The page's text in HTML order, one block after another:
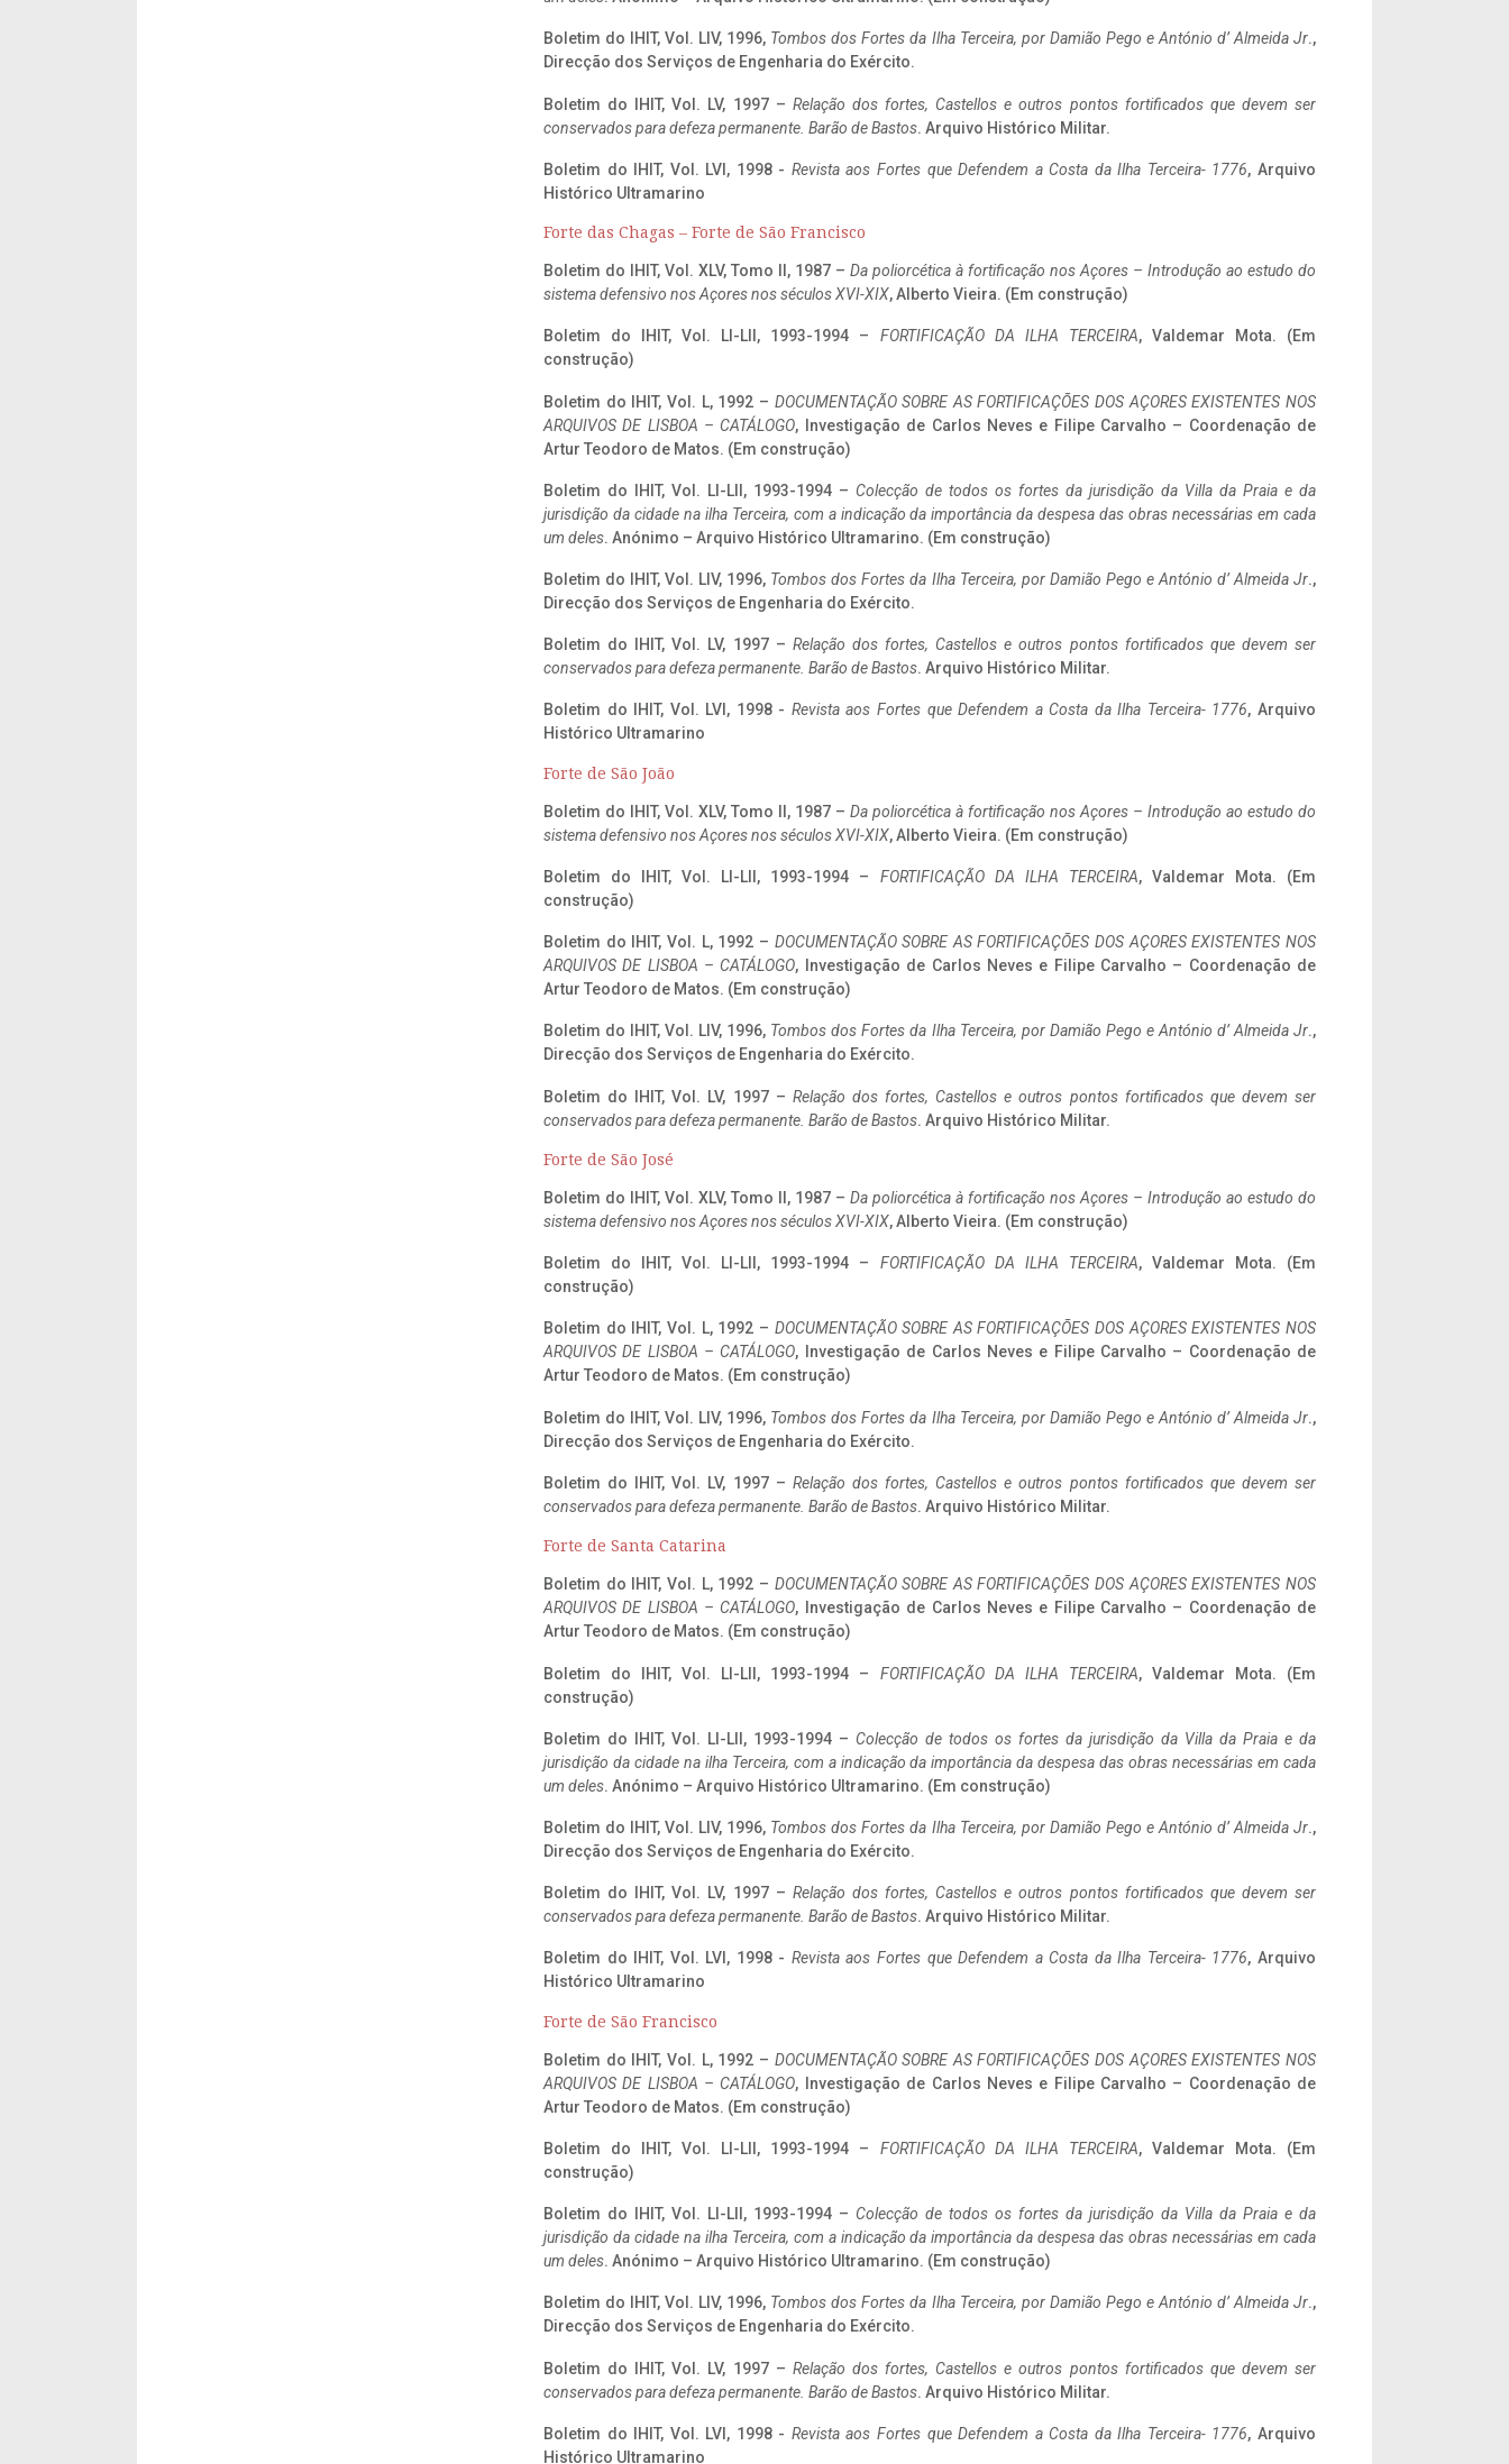
Boletim do IHIT, Vol. LIV, 1996, Tombos dos Fortes da Ilha Terceira, por Damião Pego e António d’ Almeida Jr.,
Direcção dos Serviços de Engenharia do Exército.
Boletim do IHIT, Vol. LV, 1997 – Relação dos fortes, Castellos e outros pontos fortificados que devem ser
conservados para defeza permanente. Barão de Bastos. Arquivo Histórico Militar.
Boletim do IHIT, Vol. LVI, 1998 - Revista aos Fortes que Defendem a Costa da Ilha Terceira- 1776, Arquivo
Histórico Ultramarino
Forte das Chagas – Forte de São Francisco
Boletim do IHIT, Vol. XLV, Tomo II, 1987 – Da poliorcética à fortificação nos Açores – Introdução ao estudo do
sistema defensivo nos Açores nos séculos XVI-XIX, Alberto Vieira. (Em construção)
Boletim do IHIT, Vol. LI-LII, 1993-1994 – FORTIFICAÇÃO DA ILHA TERCEIRA, Valdemar Mota. (Em
construção)
Boletim do IHIT, Vol. L, 1992 – DOCUMENTAÇÃO SOBRE AS FORTIFICAÇÕES DOS AÇORES EXISTENTES NOS
ARQUIVOS DE LISBOA – CATÁLOGO, Investigação de Carlos Neves e Filipe Carvalho – Coordenação de
Artur Teodoro de Matos. (Em construção)
Boletim do IHIT, Vol. LI-LII, 1993-1994 – Colecção de todos os fortes da jurisdição da Villa da Praia e da
jurisdição da cidade na ilha Terceira, com a indicação da importância da despesa das obras necessárias em cada
um deles. Anónimo – Arquivo Histórico Ultramarino. (Em construção)
Boletim do IHIT, Vol. LIV, 1996, Tombos dos Fortes da Ilha Terceira, por Damião Pego e António d’ Almeida Jr.,
Direcção dos Serviços de Engenharia do Exército.
Boletim do IHIT, Vol. LV, 1997 – Relação dos fortes, Castellos e outros pontos fortificados que devem ser
conservados para defeza permanente. Barão de Bastos. Arquivo Histórico Militar.
Boletim do IHIT, Vol. LVI, 1998 - Revista aos Fortes que Defendem a Costa da Ilha Terceira- 1776, Arquivo
Histórico Ultramarino
Forte de São João
Boletim do IHIT, Vol. XLV, Tomo II, 1987 – Da poliorcética à fortificação nos Açores – Introdução ao estudo do
sistema defensivo nos Açores nos séculos XVI-XIX, Alberto Vieira. (Em construção)
Boletim do IHIT, Vol. LI-LII, 1993-1994 – FORTIFICAÇÃO DA ILHA TERCEIRA, Valdemar Mota. (Em
construção)
Boletim do IHIT, Vol. L, 1992 – DOCUMENTAÇÃO SOBRE AS FORTIFICAÇÕES DOS AÇORES EXISTENTES NOS
ARQUIVOS DE LISBOA – CATÁLOGO, Investigação de Carlos Neves e Filipe Carvalho – Coordenação de
Artur Teodoro de Matos. (Em construção)
Boletim do IHIT, Vol. LIV, 1996, Tombos dos Fortes da Ilha Terceira, por Damião Pego e António d’ Almeida Jr.,
Direcção dos Serviços de Engenharia do Exército.
Boletim do IHIT, Vol. LV, 1997 – Relação dos fortes, Castellos e outros pontos fortificados que devem ser
conservados para defeza permanente. Barão de Bastos. Arquivo Histórico Militar.
Forte de São José
Boletim do IHIT, Vol. XLV, Tomo II, 1987 – Da poliorcética à fortificação nos Açores – Introdução ao estudo do
sistema defensivo nos Açores nos séculos XVI-XIX, Alberto Vieira. (Em construção)
Boletim do IHIT, Vol. LI-LII, 1993-1994 – FORTIFICAÇÃO DA ILHA TERCEIRA, Valdemar Mota. (Em
construção)
Boletim do IHIT, Vol. L, 1992 – DOCUMENTAÇÃO SOBRE AS FORTIFICAÇÕES DOS AÇORES EXISTENTES NOS
ARQUIVOS DE LISBOA – CATÁLOGO, Investigação de Carlos Neves e Filipe Carvalho – Coordenação de
Artur Teodoro de Matos. (Em construção)
Boletim do IHIT, Vol. LIV, 1996, Tombos dos Fortes da Ilha Terceira, por Damião Pego e António d’ Almeida Jr.,
Direcção dos Serviços de Engenharia do Exército.
Boletim do IHIT, Vol. LV, 1997 – Relação dos fortes, Castellos e outros pontos fortificados que devem ser
conservados para defeza permanente. Barão de Bastos. Arquivo Histórico Militar.
Forte de Santa Catarina
Boletim do IHIT, Vol. L, 1992 – DOCUMENTAÇÃO SOBRE AS FORTIFICAÇÕES DOS AÇORES EXISTENTES NOS
ARQUIVOS DE LISBOA – CATÁLOGO, Investigação de Carlos Neves e Filipe Carvalho – Coordenação de
Artur Teodoro de Matos. (Em construção)
Boletim do IHIT, Vol. LI-LII, 1993-1994 – FORTIFICAÇÃO DA ILHA TERCEIRA, Valdemar Mota. (Em
construção)
Boletim do IHIT, Vol. LI-LII, 1993-1994 – Colecção de todos os fortes da jurisdição da Villa da Praia e da
jurisdição da cidade na ilha Terceira, com a indicação da importância da despesa das obras necessárias em cada
um deles. Anónimo – Arquivo Histórico Ultramarino. (Em construção)
Boletim do IHIT, Vol. LIV, 1996, Tombos dos Fortes da Ilha Terceira, por Damião Pego e António d’ Almeida Jr.,
Direcção dos Serviços de Engenharia do Exército.
Boletim do IHIT, Vol. LV, 1997 – Relação dos fortes, Castellos e outros pontos fortificados que devem ser
conservados para defeza permanente. Barão de Bastos. Arquivo Histórico Militar.
Boletim do IHIT, Vol. LVI, 1998 - Revista aos Fortes que Defendem a Costa da Ilha Terceira- 1776, Arquivo
Histórico Ultramarino
Forte de São Francisco
Boletim do IHIT, Vol. L, 1992 – DOCUMENTAÇÃO SOBRE AS FORTIFICAÇÕES DOS AÇORES EXISTENTES NOS
ARQUIVOS DE LISBOA – CATÁLOGO, Investigação de Carlos Neves e Filipe Carvalho – Coordenação de
Artur Teodoro de Matos. (Em construção)
Boletim do IHIT, Vol. LI-LII, 1993-1994 – FORTIFICAÇÃO DA ILHA TERCEIRA, Valdemar Mota. (Em
construção)
Boletim do IHIT, Vol. LI-LII, 1993-1994 – Colecção de todos os fortes da jurisdição da Villa da Praia e da
jurisdição da cidade na ilha Terceira, com a indicação da importância da despesa das obras necessárias em cada
um deles. Anónimo – Arquivo Histórico Ultramarino. (Em construção)
Boletim do IHIT, Vol. LIV, 1996, Tombos dos Fortes da Ilha Terceira, por Damião Pego e António d’ Almeida Jr.,
Direcção dos Serviços de Engenharia do Exército.
Boletim do IHIT, Vol. LV, 1997 – Relação dos fortes, Castellos e outros pontos fortificados que devem ser
conservados para defeza permanente. Barão de Bastos. Arquivo Histórico Militar.
Boletim do IHIT, Vol. LVI, 1998 - Revista aos Fortes que Defendem a Costa da Ilha Terceira- 1776, Arquivo
Histórico Ultramarino